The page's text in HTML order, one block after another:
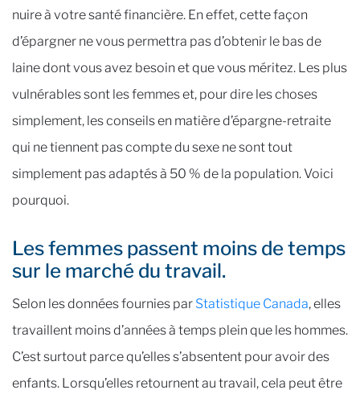
nuire à votre santé financière. En effet, cette façon
d’épargner ne vous permettra pas d’obtenir le bas de
laine dont vous avez besoin et que vous méritez. Les plus
vulnérables sont les femmes et, pour dire les choses
simplement, les conseils en matière d’épargne-retraite
qui ne tiennent pas compte du sexe ne sont tout
simplement pas adaptés à 50 % de la population. Voici
pourquoi.
Les femmes passent moins de temps
sur le marché du travail.
Selon les données fournies par Statistique Canada, elles
travaillent moins d’années à temps plein que les hommes.
C’est surtout parce qu’elles s’absentent pour avoir des
enfants. Lorsqu’elles retournent au travail, cela peut être